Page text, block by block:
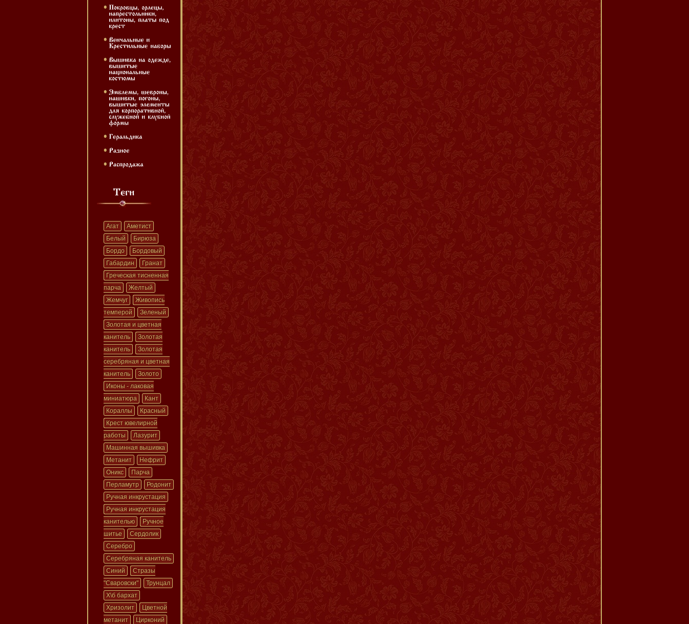
Агат
Аметист
Белый
Бирюза
Бордо
Бордовый
Габардин
Гранат
Греческая тисненная
парча
Желтый
Жемчуг
Живопись
темперой
Зеленый
Золотая и цветная
канитель
Золотая
канитель
Золотая
серебряная и цветная
канитель
Золото
Иконы - лаковая
миниатюра
Кант
Кораллы
Красный
Крест ювелирной
работы
Лазурит
Машинная вышивка
Метанит
Нефрит
Оникс
Парча
Перламутр
Родонит
Ручная инкрустация
Ручная инкрустация
канителью
Ручное
шитье
Сердолик
Серебро
Серебряная канитель
Синий
Стразы
"Сваровски"
Трунцал
Х\б бархат
Хризолит
Цветной
метанит
Цирконий